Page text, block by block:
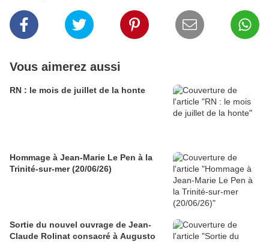
Vous aimerez aussi
RN : le mois de juillet de la honte
Hommage à Jean-Marie Le Pen à la
Trinité-sur-mer (20/06/26)
Sortie du nouvel ouvrage de Jean-
Claude Rolinat consacré à Augusto